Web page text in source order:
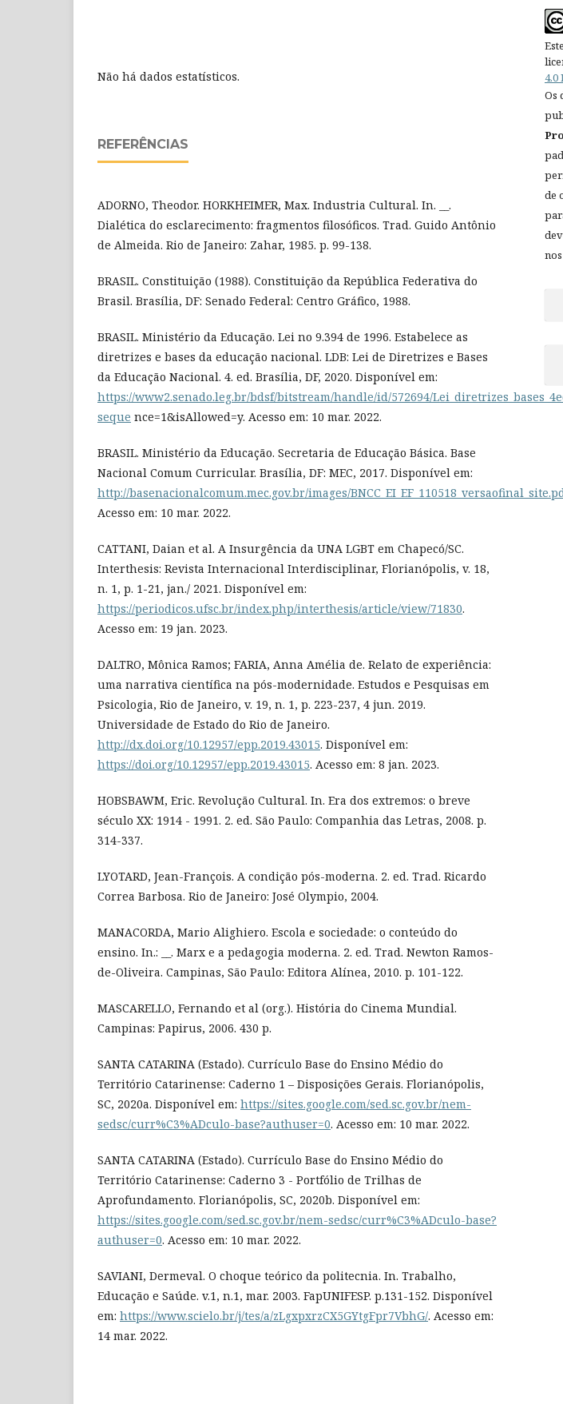
Não há dados estatísticos.
REFERÊNCIAS
ADORNO, Theodor. HORKHEIMER, Max. Industria Cultural. In. __.
Dialética do esclarecimento: fragmentos filosóficos. Trad. Guido Antônio
de Almeida. Rio de Janeiro: Zahar, 1985. p. 99-138.
BRASIL. Constituição (1988). Constituição da República Federativa do
Brasil. Brasília, DF: Senado Federal: Centro Gráfico, 1988.
BRASIL. Ministério da Educação. Lei no 9.394 de 1996. Estabelece as
diretrizes e bases da educação nacional. LDB: Lei de Diretrizes e Bases
da Educação Nacional. 4. ed. Brasília, DF, 2020. Disponível em:
https://www2.senado.leg.br/bdsf/bitstream/handle/id/572694/
seque nce=1&isAllowed=y. Acesso em: 10 mar. 2022.
BRASIL. Ministério da Educação. Secretaria de Educação Básica. Base
Nacional Comum Curricular. Brasília, DF: MEC, 2017. Disponível em:
http://basenacionalcomum.mec.gov.br/images/
Acesso em: 10 mar. 2022.
CATTANI, Daian et al. A Insurgência da UNA LGBT em Chapecó/SC.
Interthesis: Revista Internacional Interdisciplinar, Florianópolis, v. 18,
n. 1, p. 1-21, jan./ 2021. Disponível em:
https://periodicos.ufsc.br/index.php/interthesis/article/view/71830.
Acesso em: 19 jan. 2023.
DALTRO, Mônica Ramos; FARIA, Anna Amélia de. Relato de experiência:
uma narrativa científica na pós-modernidade. Estudos e Pesquisas em
Psicologia, Rio de Janeiro, v. 19, n. 1, p. 223-237, 4 jun. 2019.
Universidade de Estado do Rio de Janeiro.
http://dx.doi.org/10.12957/epp.2019.43015. Disponível em:
https://doi.org/10.12957/epp.2019.43015. Acesso em: 8 jan. 2023.
HOBSBAWM, Eric. Revolução Cultural. In. Era dos extremos: o breve
século XX: 1914 - 1991. 2. ed. São Paulo: Companhia das Letras, 2008. p.
314-337.
LYOTARD, Jean-François. A condição pós-moderna. 2. ed. Trad. Ricardo
Correa Barbosa. Rio de Janeiro: José Olympio, 2004.
MANACORDA, Mario Alighiero. Escola e sociedade: o conteúdo do
ensino. In.: __. Marx e a pedagogia moderna. 2. ed. Trad. Newton Ramos-
de-Oliveira. Campinas, São Paulo: Editora Alínea, 2010. p. 101-122.
MASCARELLO, Fernando et al (org.). História do Cinema Mundial.
Campinas: Papirus, 2006. 430 p.
SANTA CATARINA (Estado). Currículo Base do Ensino Médio do
Território Catarinense: Caderno 1 – Disposições Gerais. Florianópolis,
SC, 2020a. Disponível em: https://sites.google.com/sed.sc.gov.br/nem-
sedsc/curr%C3%ADculo-base?authuser=0. Acesso em: 10 mar. 2022.
SANTA CATARINA (Estado). Currículo Base do Ensino Médio do
Território Catarinense: Caderno 3 - Portfólio de Trilhas de
Aprofundamento. Florianópolis, SC, 2020b. Disponível em:
https://sites.google.com/sed.sc.gov.br/nem-sedsc/curr%C3%ADculo-base?
authuser=0. Acesso em: 10 mar. 2022.
SAVIANI, Dermeval. O choque teórico da politecnia. In. Trabalho,
Educação e Saúde. v.1, n.1, mar. 2003. FapUNIFESP. p.131-152. Disponível
em: https://www.scielo.br/j/tes/a/zLgxpxrzCX5GYtgFpr7VbhG/. Acesso em:
14 mar. 2022.
4.0
Os
de